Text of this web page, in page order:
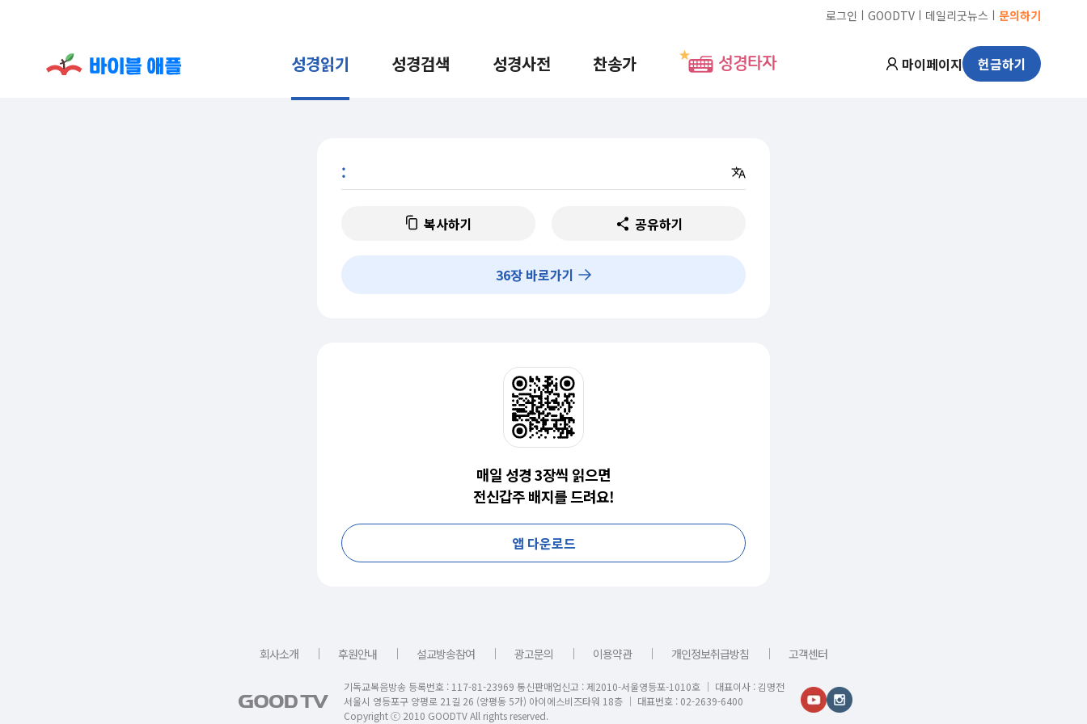
로그인 ㅣ GOODTV ㅣ 데일리굿뉴스 ㅣ 문의하기
성경읽기 성경검색 성경사전 찬송가 성경타자 마이페이지 헌금하기
:
복사하기 공유하기
36장 바로가기
매일 성경 3장씩 읽으면
전신갑주 배지를 드려요!
앱 다운로드
회사소개 ｜ 후원안내 ｜ 설교방송참여 ｜ 광고문의 ｜ 이용약관 ｜ 개인정보취급방침 ｜ 고객센터
기독교복음방송 등록번호 : 117-81-23969 통신판매업신고 : 제2010-서울영등포-1010호 │ 대표이사 : 김명전
서울시 영등포구 양평로 21길 26 (양평동 5가) 아이에스비즈타워 18층 │ 대표번호 : 02-2639-6400
Copyright ⓒ 2010 GOODTV All rights reserved.